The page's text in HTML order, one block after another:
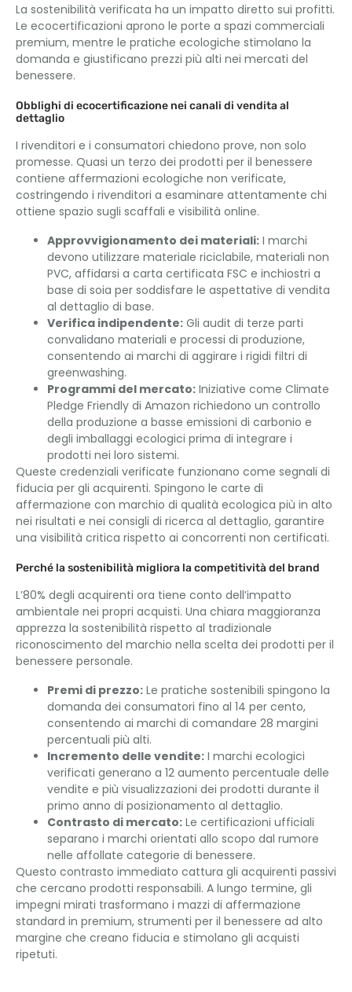
La sostenibilità verificata ha un impatto diretto sui profitti.
Le ecocertificazioni aprono le porte a spazi commerciali
premium, mentre le pratiche ecologiche stimolano la
domanda e giustificano prezzi più alti nei mercati del
benessere.
Obblighi di ecocertificazione nei canali di vendita al
dettaglio
I rivenditori e i consumatori chiedono prove, non solo
promesse. Quasi un terzo dei prodotti per il benessere
contiene affermazioni ecologiche non verificate,
costringendo i rivenditori a esaminare attentamente chi
ottiene spazio sugli scaffali e visibilità online.
Approvvigionamento dei materiali: I marchi
devono utilizzare materiale riciclabile, materiali non
PVC, affidarsi a carta certificata FSC e inchiostri a
base di soia per soddisfare le aspettative di vendita
al dettaglio di base.
Verifica indipendente: Gli audit di terze parti
convalidano materiali e processi di produzione,
consentendo ai marchi di aggirare i rigidi filtri di
greenwashing.
Programmi del mercato: Iniziative come Climate
Pledge Friendly di Amazon richiedono un controllo
della produzione a basse emissioni di carbonio e
degli imballaggi ecologici prima di integrare i
prodotti nei loro sistemi.
Queste credenziali verificate funzionano come segnali di
fiducia per gli acquirenti. Spingono le carte di
affermazione con marchio di qualità ecologica più in alto
nei risultati e nei consigli di ricerca al dettaglio, garantire
una visibilità critica rispetto ai concorrenti non certificati.
Perché la sostenibilità migliora la competitività del brand
L’80% degli acquirenti ora tiene conto dell’impatto
ambientale nei propri acquisti. Una chiara maggioranza
apprezza la sostenibilità rispetto al tradizionale
riconoscimento del marchio nella scelta dei prodotti per il
benessere personale.
Premi di prezzo: Le pratiche sostenibili spingono la
domanda dei consumatori fino al 14 per cento,
consentendo ai marchi di comandare 28 margini
percentuali più alti.
Incremento delle vendite: I marchi ecologici
verificati generano a 12 aumento percentuale delle
vendite e più visualizzazioni dei prodotti durante il
primo anno di posizionamento al dettaglio.
Contrasto di mercato: Le certificazioni ufficiali
separano i marchi orientati allo scopo dal rumore
nelle affollate categorie di benessere.
Questo contrasto immediato cattura gli acquirenti passivi
che cercano prodotti responsabili. A lungo termine, gli
impegni mirati trasformano i mazzi di affermazione
standard in premium, strumenti per il benessere ad alto
margine che creano fiducia e stimolano gli acquisti
ripetuti.